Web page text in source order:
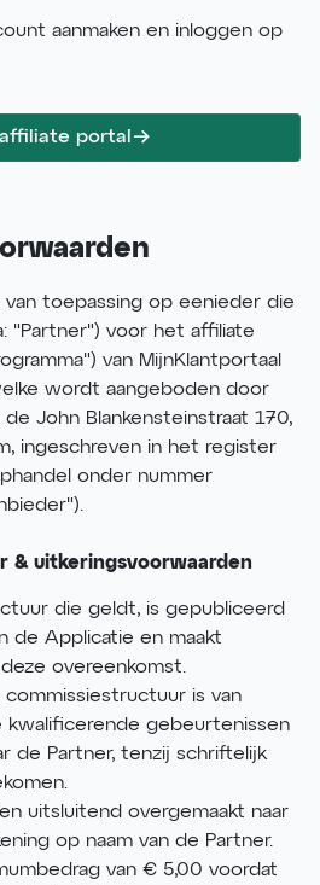
aanmaken en inloggen op
portal
van toepassing op eenieder die
"Partner") voor het affiliate
van MijnKlantportaal
wordt aangeboden door
John Blankensteinstraat 170,
ingeschreven in het register
onder nummer
& uitkeringsvoorwaarden
die geldt, is gepubliceerd
de Applicatie en maakt
overeenkomst.
is van
kwalificerende gebeurtenissen
de Partner, tenzij schriftelijk
uitsluitend overgemaakt naar
op naam van de Partner.
van € 5,00 voordat